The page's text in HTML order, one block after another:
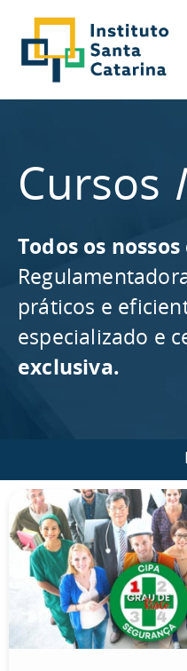
Cursos
Todos os
práticos e
especializado e
exclusiva.